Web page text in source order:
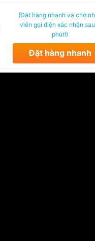
(Đặt hàng nhanh và chờ
viên gọi điện xác nhận
phút!)
Đặt hàng nhanh